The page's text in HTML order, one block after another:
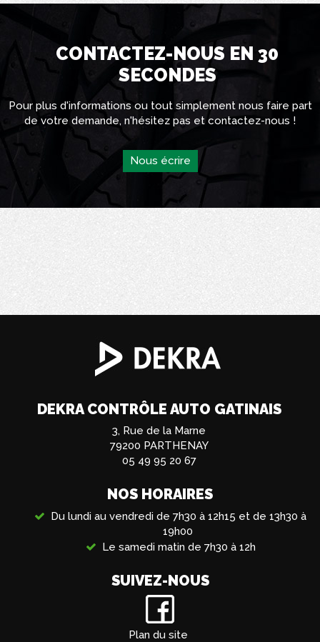
CONTACTEZ-NOUS EN 30
SECONDES
Pour plus d'informations ou tout simplement nous faire part
de votre demande, n'hésitez pas et contactez-nous !
Nous écrire
DEKRA CONTRÔLE AUTO GATINAIS
3, Rue de la Marne
79200 PARTHENAY
05 49 95 20 67
NOS HORAIRES
Du lundi au vendredi de 7h30 à 12h15 et de 13h30 à
19h00
Le samedi matin de 7h30 à 12h
SUIVEZ-NOUS
Plan du site